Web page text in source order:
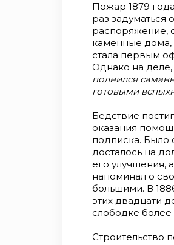
Пожар 1879
раз
распоряжение,
каменные дома,
стала первым
Однако на
полнился
готовыми
Бедствие
оказания
подписка. Было
досталось на
его улучшения,
напоминал о
большими. В
этих двадцати
слободке
Строительство